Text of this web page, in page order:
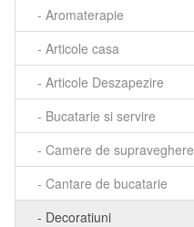
- Aromaterapie
- Articole casa
- Articole Deszapezire
- Bucatarie si servire
- Camere de supraveghere
- Cantare de bucatarie
- Decoratiuni